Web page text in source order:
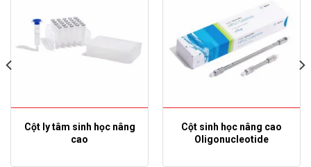
Cột ly tâm sinh học nâng
cao
Cột sinh học nâng cao
Oligonucleotide